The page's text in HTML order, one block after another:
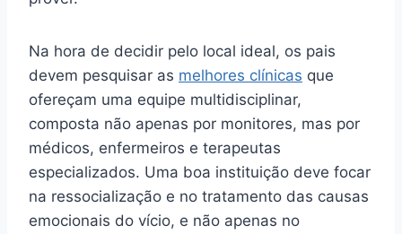
Na hora de decidir pelo local ideal, os pais
devem pesquisar as melhores clínicas que
ofereçam uma equipe multidisciplinar,
composta não apenas por monitores, mas por
médicos, enfermeiros e terapeutas
especializados. Uma boa instituição deve focar
na ressocialização e no tratamento das causas
emocionais do vício, e não apenas no